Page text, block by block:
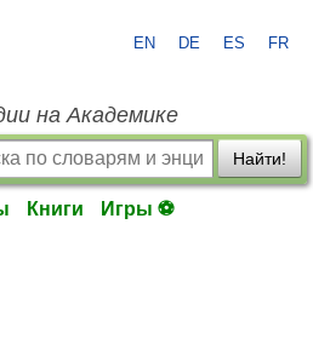
EN DE ES FR
на Академике
Найти!
Книги Игры ⚽